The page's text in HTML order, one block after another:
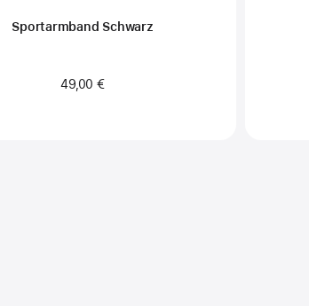
Sportarmband Schwarz
49,00 €